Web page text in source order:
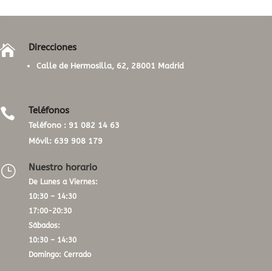
 Direcciones
Calle de Hermosilla, 62, 28001 Madrid
 Teléfonos
Teléfono : 91 082 14 63
Móvil: 639 908 179
} Nuestro horario
De Lunes a Viernes:
10:30 – 14:30
17:00-20:30
Sábados:
10:30 – 14:30
Domingo: Cerrado